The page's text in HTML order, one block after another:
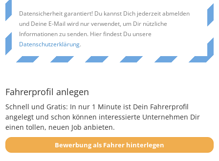
Datensicherheit garantiert! Du kannst Dich jederzeit abmelden
und Deine E-Mail wird nur verwendet, um Dir nützliche
Informationen zu senden. Hier findest Du unsere
Datenschutzerklärung.
Fahrerprofil anlegen
Schnell und Gratis: In nur 1 Minute ist Dein Fahrerprofil
angelegt und schon können interessierte Unternehmen Dir
einen tollen, neuen Job anbieten.
Bewerbung als Fahrer hinterlegen